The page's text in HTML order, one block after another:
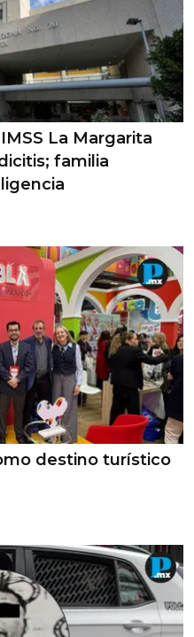
La Margarita
familia
destino turístico